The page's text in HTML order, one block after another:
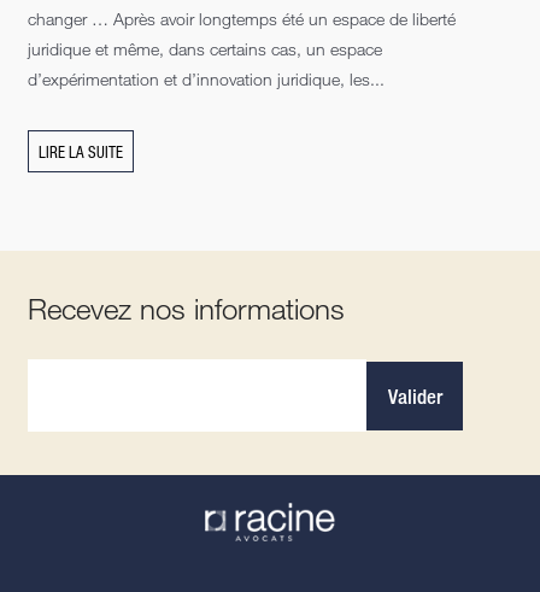
changer … Après avoir longtemps été un espace de liberté
juridique et même, dans certains cas, un espace
d’expérimentation et d’innovation juridique, les...
LIRE LA SUITE
Recevez nos informations
Valider